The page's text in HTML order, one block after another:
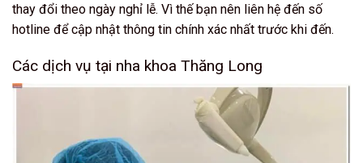
thay đổi theo ngày nghỉ lễ. Vì thế bạn nên liên hệ đến số
hotline để cập nhật thông tin chính xác nhất trước khi đến.
Các dịch vụ tại nha khoa Thăng Long